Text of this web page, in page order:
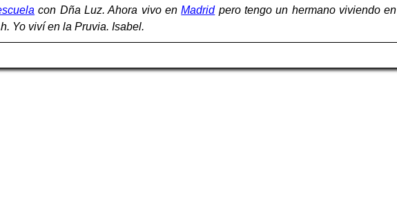
con Dña Luz. Ahora vivo enMadridpero tengo un hermano viviendo en
Yo viví en la Pruvia. Isabel.